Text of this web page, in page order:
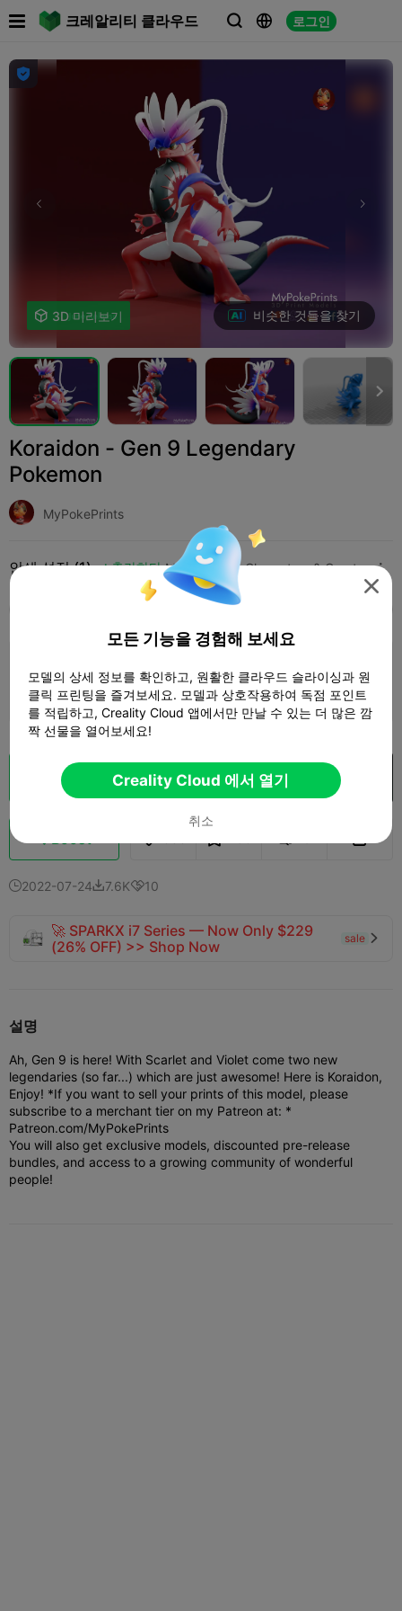
크레알리티 클라우드   로그인
 

 3D 미리보기 비슷한 것들을 찾기

Koraidon - Gen 9 Legendary
Pokemon
MyPokePrints
인쇄 설정 (1) 추가하다 Miniatures  Characters & Creatures 
 02h 21m  1 플레이트  24.31g
클라우드 슬라이스 Creality Cloud 에서 열기
2022-07-247.6K10
🚀 SPARKX i7 Series — Now Only $229
(26% OFF) >> Shop Now
sale 
설명
Ah, Gen 9 is here! With Scarlet and Violet come two new
legendaries (so far...) which are just awesome! Here is Koraidon,
Enjoy! *If you want to sell your prints of this model, please
subscribe to a merchant tier on my Patreon at: *
Patreon.com/MyPokePrints
You will also get exclusive models, discounted pre-release
bundles, and access to a growing community of wonderful
people!

모든 기능을 경험해 보세요
모델의 상세 정보를 확인하고, 원활한 클라우드 슬라이싱과 원
클릭 프린팅을 즐겨보세요. 모델과 상호작용하여 독점 포인트
를 적립하고, Creality Cloud 앱에서만 만날 수 있는 더 많은 깜
짝 선물을 열어보세요!
Creality Cloud 에서 열기
취소